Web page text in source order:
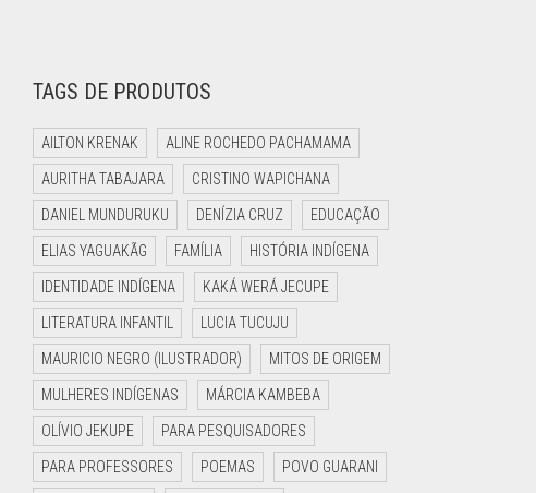
TAGS DE PRODUTOS
AILTON KRENAK ALINE ROCHEDO PACHAMAMA
AURITHA TABAJARA CRISTINO WAPICHANA
DANIEL MUNDURUKU DENÍZIA CRUZ EDUCAÇÃO
ELIAS YAGUAKÃG FAMÍLIA HISTÓRIA INDÍGENA
IDENTIDADE INDÍGENA KAKÁ WERÁ JECUPE
LITERATURA INFANTIL LUCIA TUCUJU
MAURICIO NEGRO (ILUSTRADOR) MITOS DE ORIGEM
MULHERES INDÍGENAS MÁRCIA KAMBEBA
OLÍVIO JEKUPE PARA PESQUISADORES
PARA PROFESSORES POEMAS POVO GUARANI